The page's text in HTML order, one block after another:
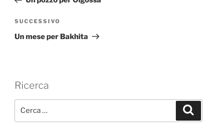
Articolo
successivo
SUCCESSIVO
Un mese per Bakhita
Ricerca
r